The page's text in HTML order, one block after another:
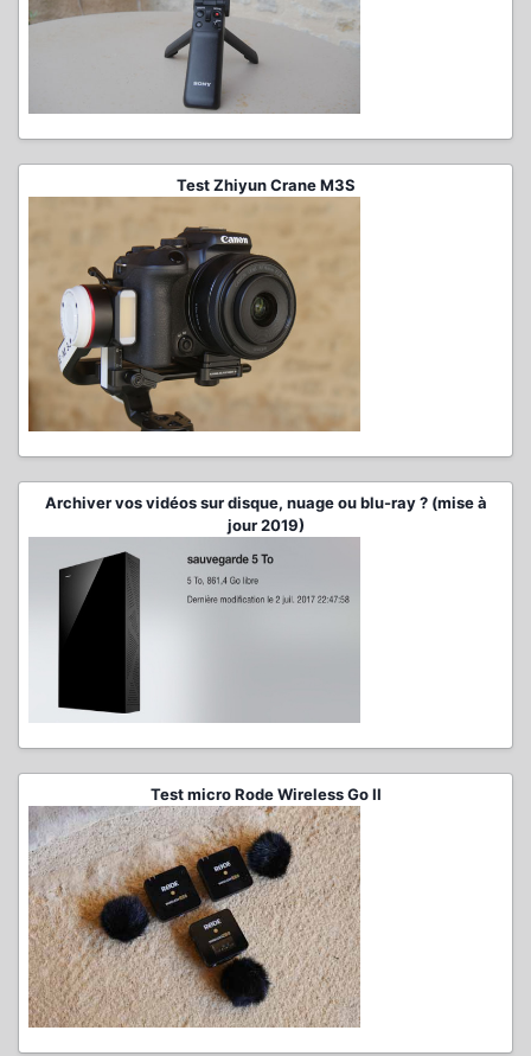
Test Zhiyun Crane M3S
Archiver vos vidéos sur disque, nuage ou blu-ray ? (mise à
jour 2019)
Test micro Rode Wireless Go II